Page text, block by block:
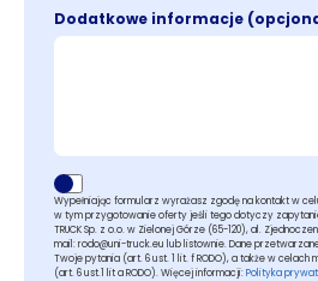
Dodatkowe informacje
Wypełniając formularz wyrażasz zgodę na kontakt w
w tym przygotowanie oferty jeśli tego dotyczy
TRUCK Sp. z o.o. w Zielonej Górze (65-120), al.
mail: rodo@uni-truck.eu lub listownie. Dane
Twoje pytania (art. 6 ust. 1 lit. f RODO), a także w
(art. 6 ust.1 lit a RODO). Więcej informacji:Polityka